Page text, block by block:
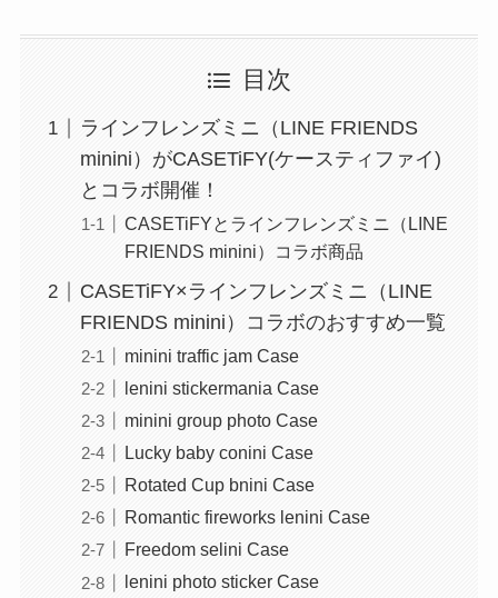
目次
ラインフレンズミニ（LINE FRIENDS
minini）がCASETiFY(ケースティファイ)
とコラボ開催！
CASETiFYとラインフレンズミニ（LINE
FRIENDS minini）コラボ商品
CASETiFY×ラインフレンズミニ（LINE
FRIENDS minini）コラボのおすすめ一覧
minini traffic jam Case
lenini stickermania Case
minini group photo Case
Lucky baby conini Case
Rotated Cup bnini Case
Romantic fireworks lenini Case
Freedom selini Case
lenini photo sticker Case